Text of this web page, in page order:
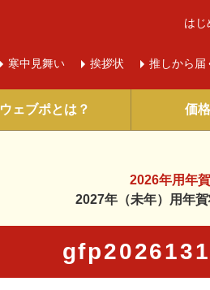
寒中 見舞い 挨拶状 推しから届
はじ
ウェブポとは？ 価
2026年用年
2027年（未年）用年